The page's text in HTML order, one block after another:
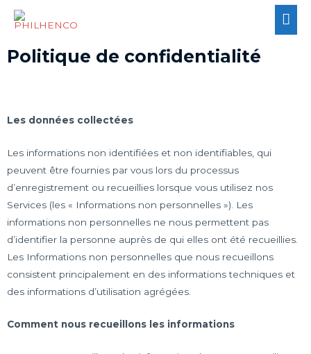
Politique de confidentialité
Les données collectées
Les informations non identifiées et non identifiables, qui
peuvent être fournies par vous lors du processus
d’enregistrement ou recueillies lorsque vous utilisez nos
Services (les « Informations non personnelles »). Les
informations non personnelles ne nous permettent pas
d’identifier la personne auprès de qui elles ont été recueillies.
Les Informations non personnelles que nous recueillons
consistent principalement en des informations techniques et
des informations d’utilisation agrégées.
Comment nous recueillons les informations